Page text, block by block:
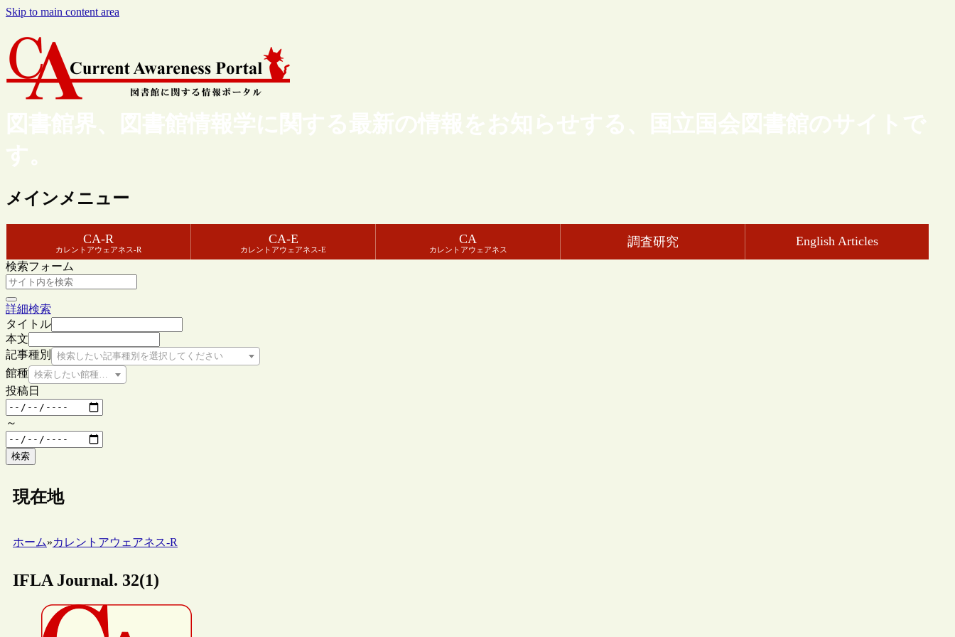
Skip to main content area
図書館界、図書館情報学に関する最新の情報をお知らせする、国立国会図書館のサイトで
す。
メインメニュー
CA-R
カレントアウェアネス-R
CA-E
カレントアウェアネス-E
CA
カレントアウェアネス
調査研究 English Articles
検索フォーム
詳細検索
タイトル
本文
記事種別
検索したい記事種別を選択してください
館種 検索したい館種を選択してください
投稿日
～
検索
現在地
ホーム»カレントアウェアネス-R
IFLA Journal. 32(1)